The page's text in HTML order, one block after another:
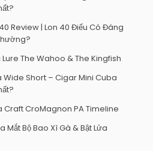
Review | Lon 40 Điếu Có Đáng
The Wahoo & The Kingfish
Wide Short – Cigar Mini Cuba
Craft CroMagnon PA Timeline
Mắt Bộ Bao Xì Gà & Bật Lửa